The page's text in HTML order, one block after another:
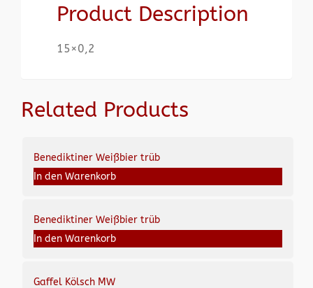
Product Description
15×0,2
Related Products
Benediktiner Weißbier trüb
In den Warenkorb
Benediktiner Weißbier trüb
In den Warenkorb
Gaffel Kölsch MW